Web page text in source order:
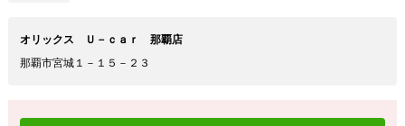
オリックス Ｕ－ｃａｒ 那覇店
那覇市宮城１－１５－２３